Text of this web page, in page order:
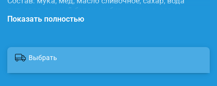
питьевая, яичный белок, имбирь, корица, сода,
пищевые красители.
Показать полностью
Выбрать